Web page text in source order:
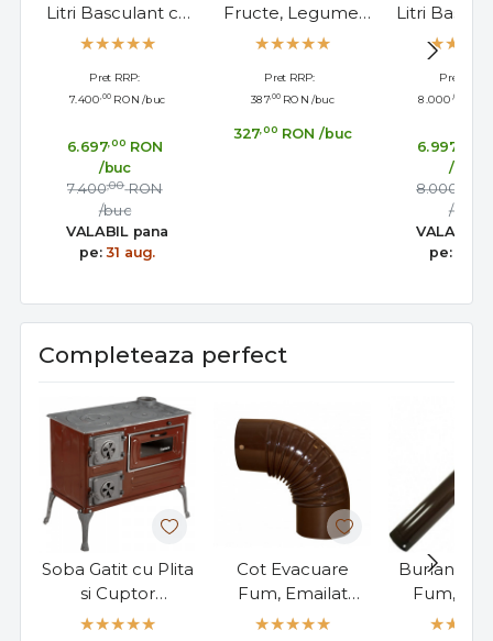
Litri Basculant cu
Amestecator
Pret RRP:
7.400,00 RON /buc
6.697,00 RON
/buc
7.400,00 RON
/buc
VALABIL pana
pe: 31 aug.
Fructe, Legume,
Manual 5 Kg
Pret RRP:
387,00 RON /buc
327,00 RON /buc
Litri
Pret RRP:
8.000,00
6.997
/buc
8.000
/buc
VALABIL
pe:
Completeaza perfect
Soba Gatit cu Plita
si Cuptor
"Fantazia"
Cot Evacuare
Fum, Emailat
Maro 120mm
Burlan
Fum,
Maro